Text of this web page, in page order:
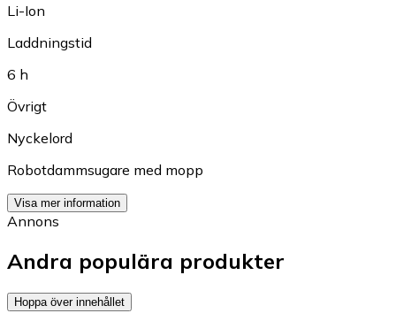
Li-Ion
Laddningstid
6 h
Övrigt
Nyckelord
Robotdammsugare med mopp
Visa mer information
Annons
Andra populära produkter
Hoppa över innehållet